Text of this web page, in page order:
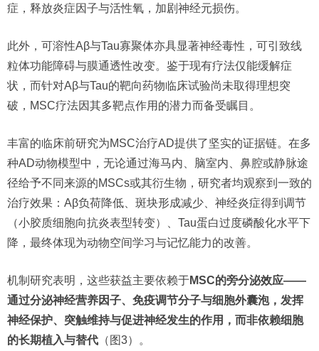
症，释放炎症因子与活性氧，加剧神经元损伤。
此外，可溶性Aβ与Tau寡聚体亦具显著神经毒性，可引致线
粒体功能障碍与膜通透性改变。鉴于现有疗法仅能缓解症
状，而针对Aβ与Tau的靶向药物临床试验尚未取得理想突
破，MSC疗法因其多靶点作用的潜力而备受瞩目。
丰富的临床前研究为MSC治疗AD提供了坚实的证据链。在多
种AD动物模型中，无论通过海马内、脑室内、鼻腔或静脉途
径给予不同来源的MSCs或其衍生物，研究者均观察到一致的
治疗效果：Aβ负荷降低、斑块形成减少、神经炎症得到调节
（小胶质细胞向抗炎表型转变）、Tau蛋白过度磷酸化水平下
降，最终体现为动物空间学习与记忆能力的改善。
机制研究表明，这些获益主要依赖于MSC的旁分泌效应——
通过分泌神经营养因子、免疫调节分子与细胞外囊泡，发挥
神经保护、突触维持与促进神经发生的作用，而非依赖细胞
的长期植入与替代 （图3）。